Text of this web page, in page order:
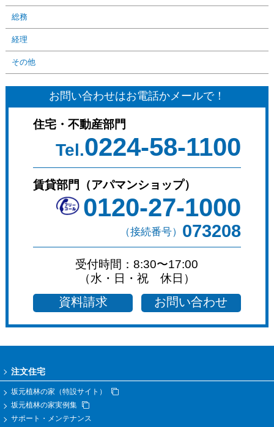
総務
経理
その他
お問い合わせはお電話かメールで！
住宅・不動産部門
Tel.0224-58-1100
賃貸部門（アパマンショップ）
0120-27-1000
（接続番号） 073208
受付時間：8:30〜17:00
（水・日・祝 休日）
資料請求 お問い合わせ
注文住宅
坂元植林の家（特設サイト）
坂元植林の家実例集
サポート・メンテナンス